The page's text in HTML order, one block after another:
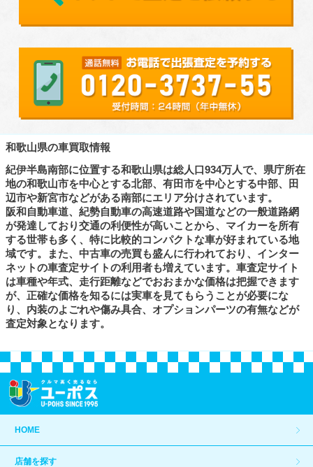
和歌山県の車買取情報
紀伊半島南部に位置する和歌山県は総人口934万人で、県庁所在
地の和歌山市を中心とする北部、有田市を中心とする中部、田
辺市や新宮市などがある南部にエリア分けされています。
阪和自動車道、紀勢自動車の高速道路や国道などの一般道路網
が発達しており交通の利便性が高いことから、マイカーを所有
する世帯も多く、特に比較的コンパクトな車が好まれている地
域です。また、中古車の売買も盛んに行われており、インター
ネットの車査定サイトの利用者も増えています。車査定サイト
は車種や年式、走行距離などでおおまかな価格は把握できます
が、正確な価格を知るには実車を見てもらうことが必要にな
り、内装のよごれや傷み具合、オプションパーツの有無などが
査定対象となります。
HOME
店舗を探す